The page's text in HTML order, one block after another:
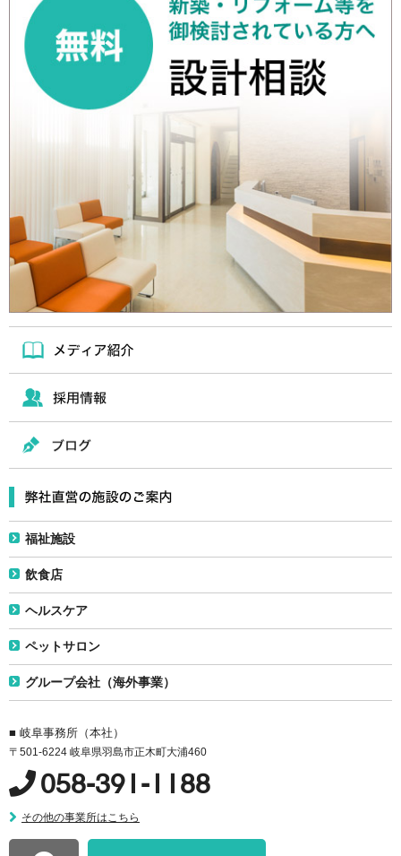
福祉施設
飲食店
ヘルスケア
ペットサロン
グループ会社（海外事業）
■ 岐阜事務所（本社）
〒501-6224 岐阜県羽島市正木町大浦460
058-391-1188
その他の事業所はこちら